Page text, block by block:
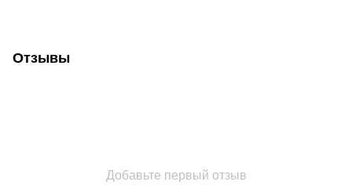
Отзывы
Добавьте первый отзыв